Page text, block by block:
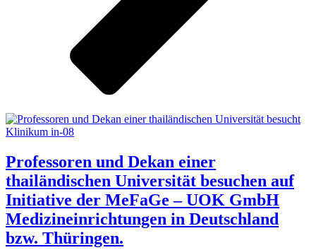
Professoren und Dekan einer
thailändischen Universität besuchen auf
Initiative der MeFaGe – UOK GmbH
Medizineinrichtungen in Deutschland
bzw. Thüringen.